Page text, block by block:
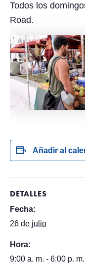
Todos los
Road.
Añadir al
DETALLES
Fecha:
26 de julio
Hora:
9:00 a. m. - 6:00 p. m.